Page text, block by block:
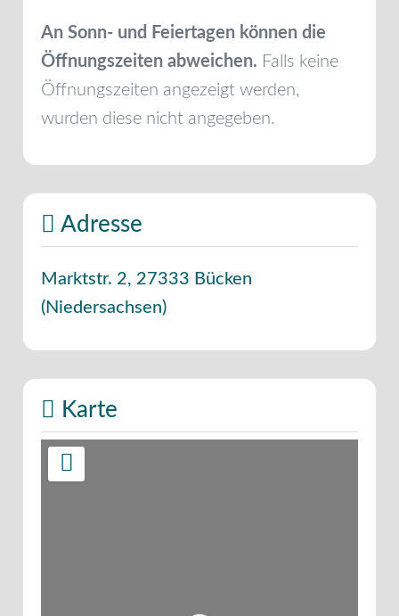
An Sonn- und Feiertagen können die
Öffnungszeiten abweichen. Falls keine
Öffnungszeiten angezeigt werden,
wurden diese nicht angegeben.
Adresse
Marktstr. 2, 27333 Bücken
(Niedersachsen)
Karte